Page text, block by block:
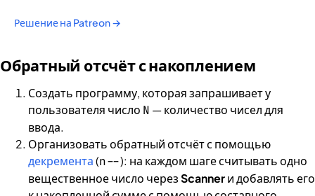
Решение на Patreon →
Обратный отсчёт с накоплением
Создать программу, которая запрашивает у
пользователя число N — количество чисел для
ввода.
Организовать обратный отсчёт с помощью
декремента(n--): на каждом шаге считывать одно
вещественное число черезScannerи добавлять его